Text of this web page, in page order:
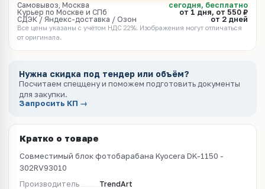
Самовывоз, Москва
сегодня, бесплатно
Курьер по Москве и СПб
от 1 дня, от 550 ₽
СДЭК / Яндекс-доставка / Озон
от 2 дней
Все цены указаны с учётом НДС 22%. Изображения могут отличаться
от оригинала.
Нужна скидка под тендер или объём?
Посчитаем спеццену и поможем подготовить документы
для закупки.
Запросить КП →
Кратко о товаре
Совместимый блок фотобарабана Kyocera DK-1150 -
302RV93010
Производитель
TrendArt